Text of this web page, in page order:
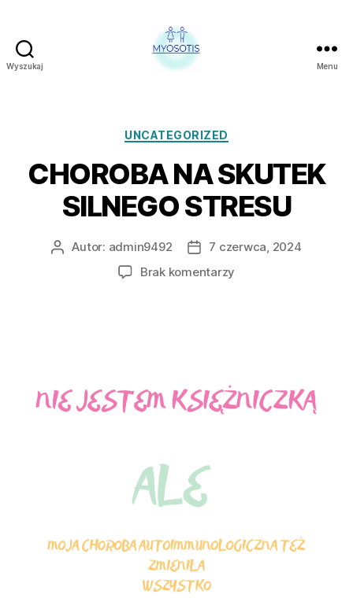
Wyszukaj
CZŁOWIEKA
POLSCE
MYOSOTIS
Menu
Kategorie
UNCATEGORIZED
CHOROBA NA SKUTEK
SILNEGO STRESU
AutorAutor: admin9492
Data
wpisu
7 czerwca, 2024
Brak komentarzy